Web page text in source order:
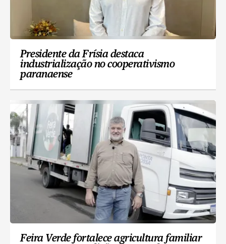
Presidente da Frísia destaca
industrialização no cooperativismo
paranaense
Feira Verde fortalece agricultura familiar